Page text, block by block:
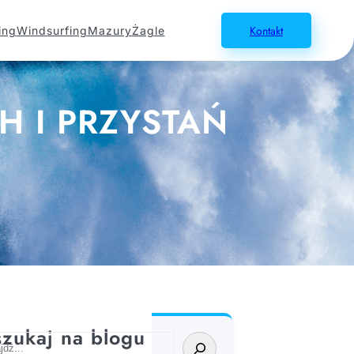
WindsurfingMazuryŻagle Kontakt
I PRZYSTAŃ
na blogu